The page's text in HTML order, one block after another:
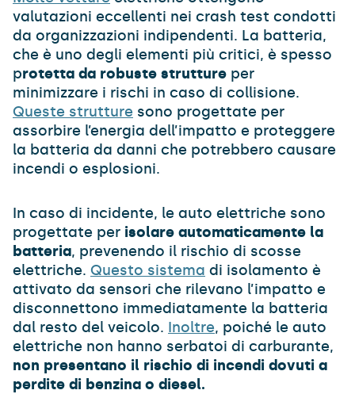
valutazioni eccellenti nei crash test condotti
da organizzazioni indipendenti. La batteria,
che è uno degli elementi più critici, è spesso
protetta da robuste strutture per
minimizzare i rischi in caso di collisione.
Queste strutture sono progettate per
assorbire l’energia dell’impatto e proteggere
la batteria da danni che potrebbero causare
incendi o esplosioni.
In caso di incidente, le auto elettriche sono
progettate per isolare automaticamente la
batteria, prevenendo il rischio di scosse
elettriche. Questo sistema di isolamento è
attivato da sensori che rilevano l’impatto e
disconnettono immediatamente la batteria
dal resto del veicolo. Inoltre, poiché le auto
elettriche non hanno serbatoi di carburante,
non presentano il rischio di incendi dovuti a
perdite di benzina o diesel.